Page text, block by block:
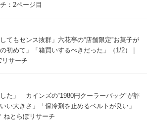
：2ページ目
てもセンス抜群」六花亭の“店舗限定”お菓子が
初めて」「箱買いするべきだった」（1/2） |
リサーチ
した」 カインズの“1980円クーラーバッグ”が評
い大きさ」「保冷剤を止めるベルトが良い」
ねとらぼリサーチ